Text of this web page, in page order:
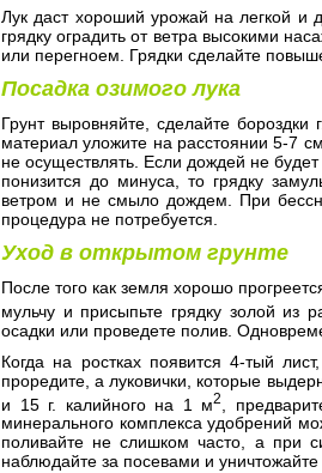
Лук даст хороший урожай на легкой и
грядку оградить от ветра высокими
или перегноем. Грядки сделайте
Посадка озимого лука
Грунт выровняйте, сделайте
материал уложите на расстоянии 5-7
не осуществлять. Если дождей не
понизится до минуса, то грядку
ветром и не смыло дождем. При
процедура не потребуется.
Уход в открытом грунте
После того как земля хорошо
мульчу и присыпьте грядку золой из
осадки или проведете полив.
Когда на ростках появится 4-тый
проредите, а луковички, которые
и 15 г. калийного на 1 м2
,
минерального комплекса удобрений
поливайте не слишком часто, а при
наблюдайте за посевами и